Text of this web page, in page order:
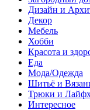
Дизайн и
Декор
Мебель
Хобби
Красота и
Еда
Мода/Одежда
Шитьё и
Трюки и
Интересное